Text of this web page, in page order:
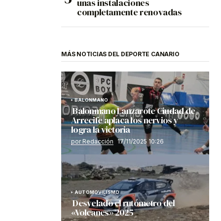
unas instalaciones
completamente renovadas
MÁS NOTICIAS DEL DEPORTE CANARIO
BALONMANO
Balonmano Lanzarote Ciudad de
Arrecife aplaca los nervios y
logra la victoria
por Redacción 17/11/2025 10:26
AUTOMOVILISMO
Desvelado el rutómetro del
«Volcanes» 2025